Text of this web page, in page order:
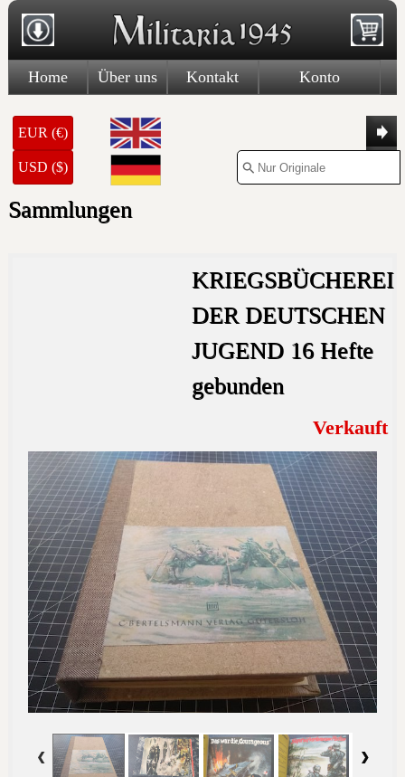
Home Über uns Kontakt Konto
EUR (€)
USD ($)
Sammlungen
KRIEGSBÜCHEREI
DER DEUTSCHEN
JUGEND 16 Hefte
gebunden
Verkauft